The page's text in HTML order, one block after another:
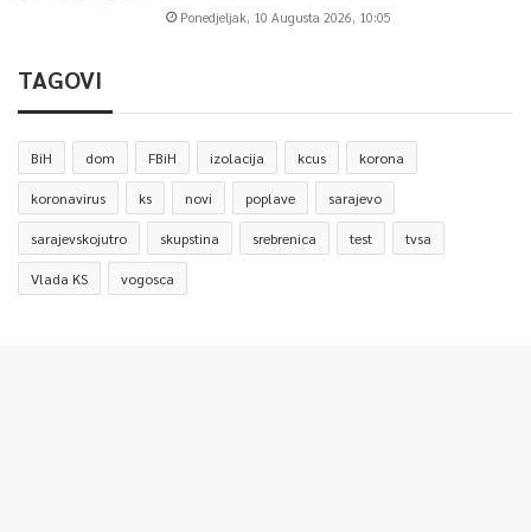
Ponedjeljak, 10 Augusta 2026, 10:05
TAGOVI
BiH dom FBiH izolacija kcus korona
koronavirus ks novi poplave sarajevo
sarajevskojutro skupstina srebrenica test tvsa
Vlada KS vogosca